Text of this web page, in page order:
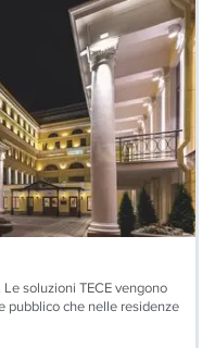
soluzioni TECE vengono
pubblico che nelle residenze